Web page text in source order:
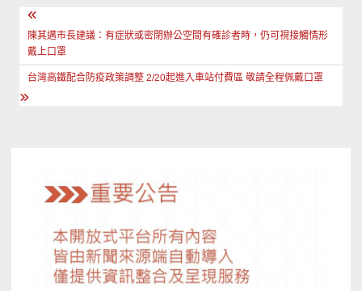
文
章
導
覽
陳其邁市長建議：有症狀或密閉辦公空間有確診者時，仍可視接觸情形
戴上口罩
台灣高鐵配合防疫政策調整 2/20起進入車站付費區 敬請全程佩戴口罩